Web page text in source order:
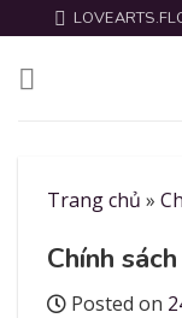
to
content
Trang chủ »
Chính
Posted on